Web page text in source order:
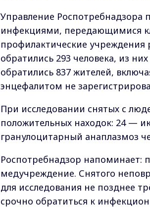
Управление Роспотребнадзора
инфекциями, передающимися
профилактические
обратились 293 человека, из
обратились 837 жителей,
энцефалитом не
При исследовании снятых с
положительных находок: 24 —
гранулоцитарный анаплазмоз
Роспотребнадзор напоминает:
медучреждение. Снятого
для исследования не позднее
срочно обратиться к